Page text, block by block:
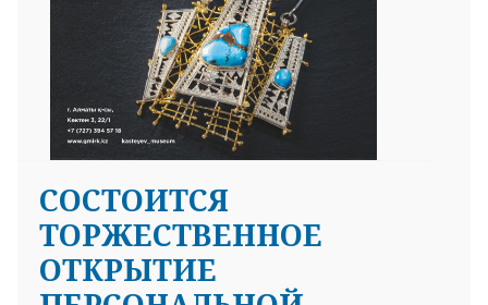
CОСТОИТСЯ
ТОРЖЕСТВЕННОЕ
ОТКРЫТИЕ